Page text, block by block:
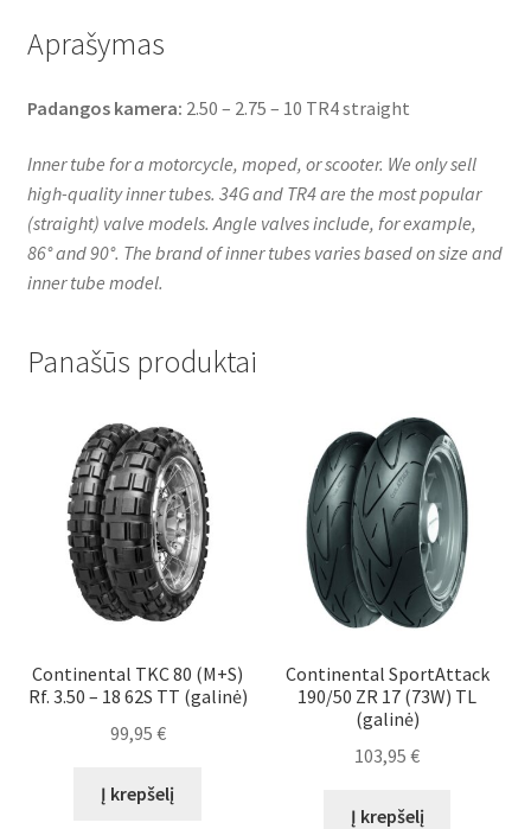
Aprašymas
Padangos kamera: 2.50 – 2.75 – 10 TR4 straight
Inner tube for a motorcycle, moped, or scooter. We only sell
high-quality inner tubes. 34G and TR4 are the most popular
(straight) valve models. Angle valves include, for example,
86° and 90°. The brand of inner tubes varies based on size and
inner tube model.
Panašūs produktai
Continental TKC 80 (M+S)
Rf. 3.50 – 18 62S TT (galinė)
99,95 €
Į krepšelį
Continental SportAttack
190/50 ZR 17 (73W) TL
(galinė)
103,95€
Į krepšelį